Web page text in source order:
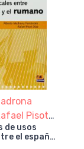
Pisot
de usos
el español